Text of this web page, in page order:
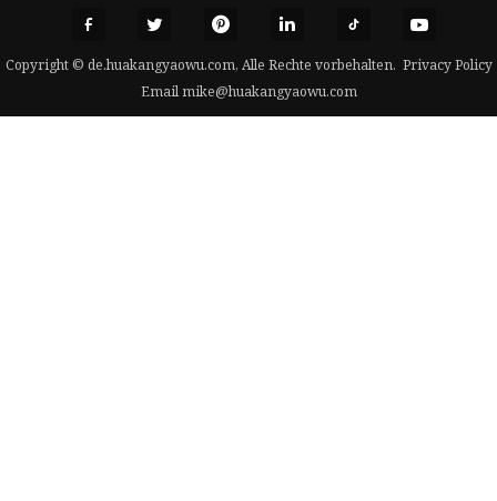
Copyright © de.huakangyaowu.com, Alle Rechte vorbehalten. Privacy Policy
Emailmike@huakangyaowu.com